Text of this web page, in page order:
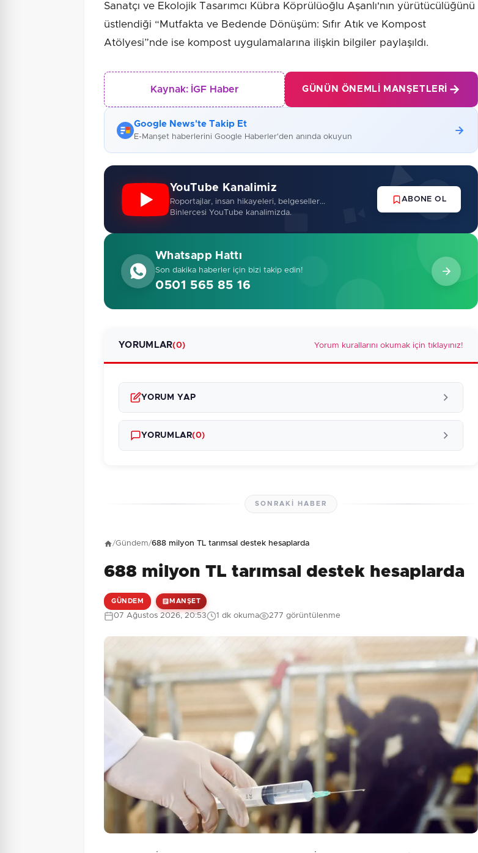
Sanatçı ve Ekolojik Tasarımcı Kübra Köprülüoğlu Aşanlı'nın yürütücülüğünü
üstlendiği “Mutfakta ve Bedende Dönüşüm: Sıfır Atık ve Kompost
Atölyesi”nde ise kompost uygulamalarına ilişkin bilgiler paylaşıldı.
Kaynak: İGF Haber GÜNÜN ÖNEMLI MANŞETLERI
Google News'te Takip Et
E-Manşet haberlerini Google Haberler'den anında okuyun
YouTube Kanalimiz
Roportajlar, insan hikayeleri, belgeseller...
Binlercesi YouTube kanalimizda.
ABONE OL
Whatsapp Hattı
Son dakika haberler için bizi takip edin!
0501 565 85 16
YORUMLAR(0) Yorum kurallarını okumak için tıklayınız!
YORUM YAP
Güvenlik Sorusu: 5 + 6 = ? Gönder
YORUMLAR(0)
SONRAKI HABER
/Gündem/688 milyon TL tarımsal destek hesaplarda
688 milyon TL tarımsal destek hesaplarda
GÜNDEM MANŞET
07 Ağustos 2026, 20:53 1 dk okuma 277 görüntülenme